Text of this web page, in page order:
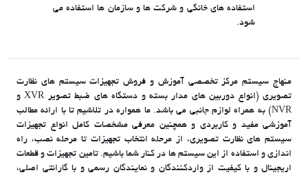
استفاده های خانگی و شرکت ها و سازمان ها استفاده می
شود.
منهاج سیستم مرکز تخصصی آموزش و فروش تجهیزات سیستم های نظارت
تصویری (انواع دوربین های مدار بسته و دستگاه های ضبط تصویر XVR و
NVR) به همراه لوازم جانبی می باشد. ما همواره در تلاشیم تا با ارائه مطالب
آموزشی مفید و کاربردی و همچنین معرفی مشخصات کامل انواع تجهیزات
سیستم های نظارت تصویری، از مرحله انتخاب تجهیزات تا مرحله نصب، راه
اندازی و استفاده از این سیستم ها در کنار شما باشیم. تامین تجهیزات و قطعات
اریجینال و با کیفیت از واردکنندگان و نمایندگان رسمی و با گارانتی اصلی،